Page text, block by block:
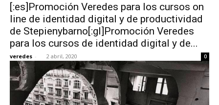
[:es]Promoción Veredes para los cursos on
line de identidad digital y de productividad
de Stepienybarno[:gl]Promoción Veredes
para los cursos de identidad digital y de...
veredes - 2 abril, 2020 0